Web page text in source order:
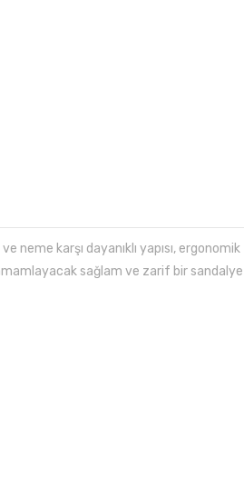
karşı dayanıklı yapısı,
sağlam ve zarif bir